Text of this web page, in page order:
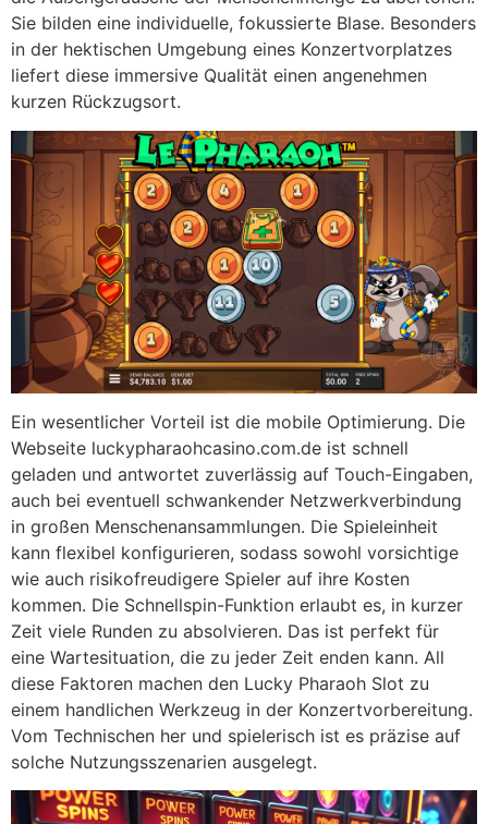
Sie bilden eine individuelle, fokussierte Blase. Besonders
in der hektischen Umgebung eines Konzertvorplatzes
liefert diese immersive Qualität einen angenehmen
kurzen Rückzugsort.
Ein wesentlicher Vorteil ist die mobile Optimierung. Die
Webseite luckypharaohcasino.com.de ist schnell
geladen und antwortet zuverlässig auf Touch-Eingaben,
auch bei eventuell schwankender Netzwerkverbindung
in großen Menschenansammlungen. Die Spieleinheit
kann flexibel konfigurieren, sodass sowohl vorsichtige
wie auch risikofreudigere Spieler auf ihre Kosten
kommen. Die Schnellspin-Funktion erlaubt es, in kurzer
Zeit viele Runden zu absolvieren. Das ist perfekt für
eine Wartesituation, die zu jeder Zeit enden kann. All
diese Faktoren machen den Lucky Pharaoh Slot zu
einem handlichen Werkzeug in der Konzertvorbereitung.
Vom Technischen her und spielerisch ist es präzise auf
solche Nutzungsszenarien ausgelegt.